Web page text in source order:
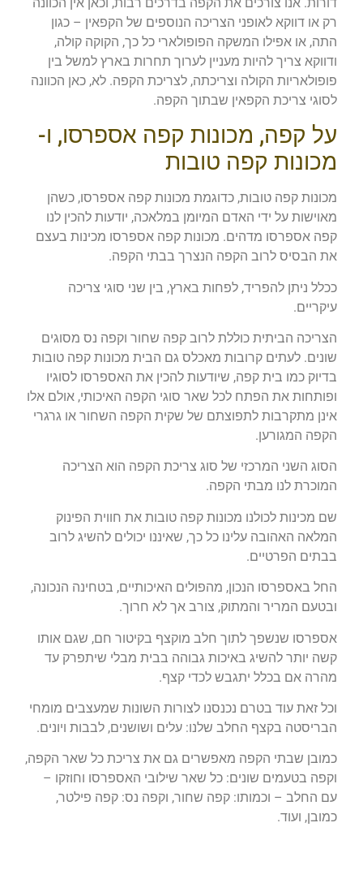
רק או דווקא לאופני הצריכה הנוספים של הקפאין – כגון
התה, או אפילו המשקה הפופולארי כל כך, הקוקה קולה,
ודווקא צריך להיות מעניין לערוך תחרות בארץ למשל בין
פופולאריות הקולה וצריכתה, לצריכת הקפה. לא, כאן הכוונה
לסוגי צריכת הקפאין שבתוך הקפה.
על קפה, מכונות קפה אספרסו, ו-
מכונות קפה טובות
מכונות קפה טובות, כדוגמת מכונות קפה אספרסו, כשהן
מאוישות על ידי האדם המיומן במלאכה, יודעות להכין לנו
קפה אספרסו מדהים. מכונות קפה אספרסו מכינות בעצם
את הבסיס לרוב הקפה הנצרך בבתי הקפה.
ככלל ניתן להפריד, לפחות בארץ, בין שני סוגי צריכה
עיקריים.
הצריכה הביתית כוללת לרוב קפה שחור וקפה נס מסוגים
שונים. לעתים קרובות מאכלס גם הבית מכונות קפה טובות
בדיוק כמו בית קפה, שיודעות להכין את האספרסו לסוגיו
ופותחות את הפתח לכל שאר סוגי הקפה האיכותי, אולם אלו
אינן מתקרבות לתפוצתם של שקית הקפה השחור או גרגרי
הקפה המגורען.
הסוג השני המרכזי של סוג צריכת הקפה הוא הצריכה
המוכרת לנו מבתי הקפה.
שם מכינות לכולנו מכונות קפה טובות את חווית הפינוק
המלאה האהובה עלינו כל כך, שאיננו יכולים להשיג לרוב
בבתים הפרטיים.
החל באספרסו הנכון, מהפולים האיכותיים, בטחינה הנכונה,
ובטעם המריר והמתוק, צורב אך לא חרוך.
אספרסו שנשפך לתוך חלב מוקצף בקיטור חם, שגם אותו
קשה יותר להשיג באיכות גבוהה בבית מבלי שיתפרק עד
מהרה אם בכלל יתגבש לכדי קצף.
וכל זאת עוד בטרם נכנסנו לצורות השונות שמעצבים מומחי
הבריסטה בקצף החלב שלנו: עלים ושושנים, לבבות ויונים.
כמובן שבתי הקפה מאפשרים גם את צריכת כל שאר הקפה,
וקפה בטעמים שונים: כל שאר שילובי האספרסו וחוזקו –
עם החלב – וכמותו: קפה שחור, וקפה נס: קפה פילטר,
כמובן, ועוד.